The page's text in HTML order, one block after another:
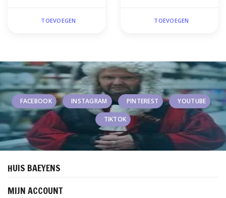
TOEVOEGEN TOEVOEGEN
FACEBOOK INSTAGRAM PINTEREST YOUTUBE
TIKTOK
HUIS BAEYENS
MIJN ACCOUNT